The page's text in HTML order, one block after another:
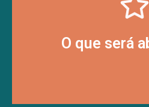
O que será
desenvolver